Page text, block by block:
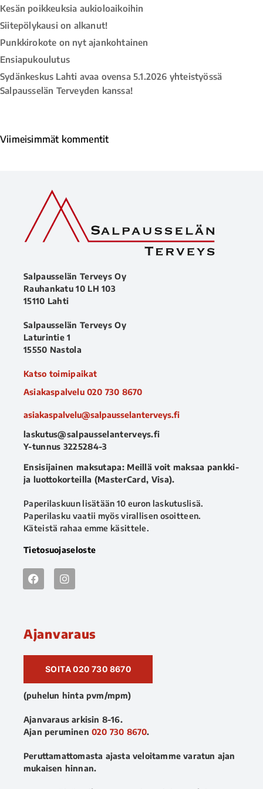
Kesän poikkeuksia aukioloaikoihin
Siitepölykausi on alkanut!
Punkkirokote on nyt ajankohtainen
Ensiapukoulutus
Sydänkeskus Lahti avaa ovensa 5.1.2026 yhteistyössä
Salpausselän Terveyden kanssa!
Viimeisimmät kommentit
Salpausselän Terveys Oy
Rauhankatu 10 LH 103
15110 Lahti
Salpausselän Terveys Oy
Laturintie 1
15550 Nastola
Katso toimipaikat
Asiakaspalvelu 020 730 8670
asiakaspalvelu@salpausselanterveys.fi
laskutus@salpausselanterveys.fi
Y-tunnus 3225284-3
Ensisijainen maksutapa: Meillä voit maksaa pankki-
ja luottokorteilla (MasterCard, Visa).
Paperilaskuun lisätään 10 euron laskutuslisä.
Paperilasku vaatii myös virallisen osoitteen.
Käteistä rahaa emme käsittele.
Tietosuojaseloste
Ajanvaraus
SOITA 020 730 8670
(puhelun hinta pvm/mpm)
Ajanvaraus arkisin 8-16.
Ajan peruminen 020 730 8670.
Peruttamattomasta ajasta veloitamme varatun ajan
mukaisen hinnan.